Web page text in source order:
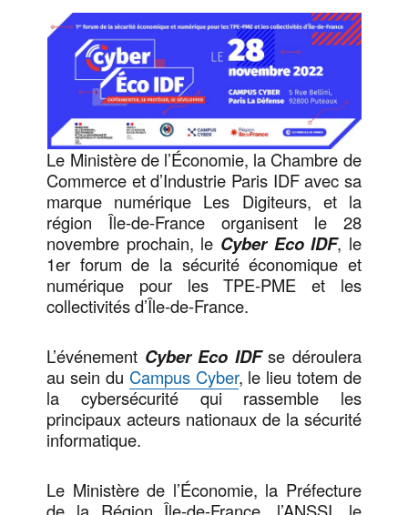
Le Ministère de l’Économie, la Chambre de
Commerce et d’Industrie Paris IDF avec sa
marque numérique Les Digiteurs, et la
région Île-de-France organisent le 28
novembre prochain, le Cyber Eco IDF, le
1er forum de la sécurité économique et
numérique pour les TPE-PME et les
collectivités d’Île-de-France.
L’événement Cyber Eco IDFse déroulera
au sein du Campus Cyber, le lieu totem de
la cybersécurité qui rassemble les
principaux acteurs nationaux de la sécurité
informatique.
Le Ministère de l’Économie, la Préfecture